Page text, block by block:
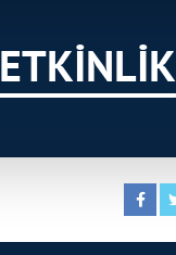
ETKİNLİK